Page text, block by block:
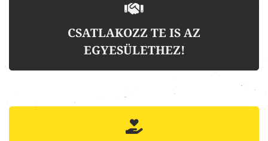
CSATLAKOZZ TE IS AZ
EGYESÜLETHEZ!